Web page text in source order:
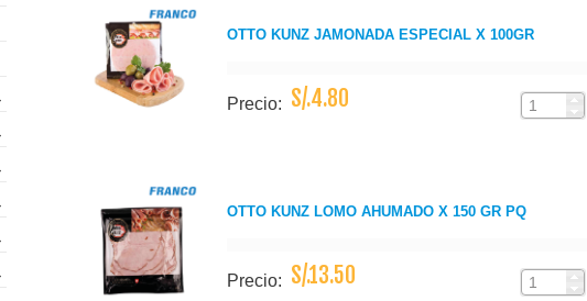
OTTO KUNZ JAMONADA ESPECIAL X 100GR
Precio: S/.4.80
OTTO KUNZ LOMO AHUMADO X 150 GR PQ
Precio: S/.13.50